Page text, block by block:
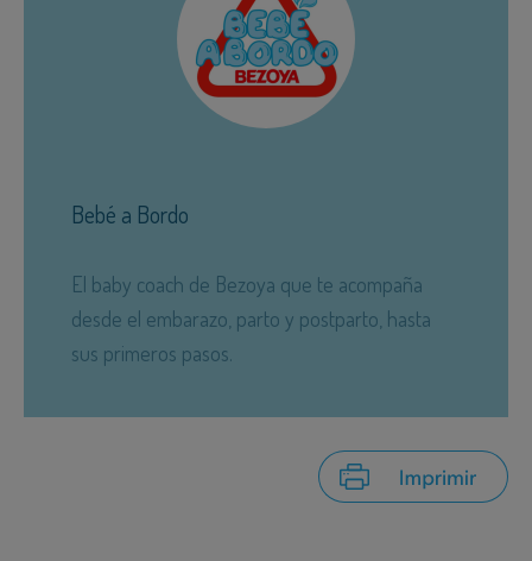
Bebé a Bordo
El baby coach de Bezoya que te acompaña
desde el embarazo, parto y postparto, hasta
sus primeros pasos.